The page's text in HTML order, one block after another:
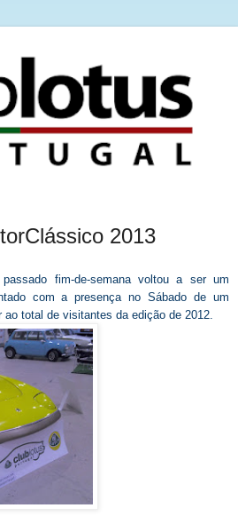
2013
fim-de-semana voltou a ser um
com a presença no Sábado de um
total de visitantes da edição de 2012.